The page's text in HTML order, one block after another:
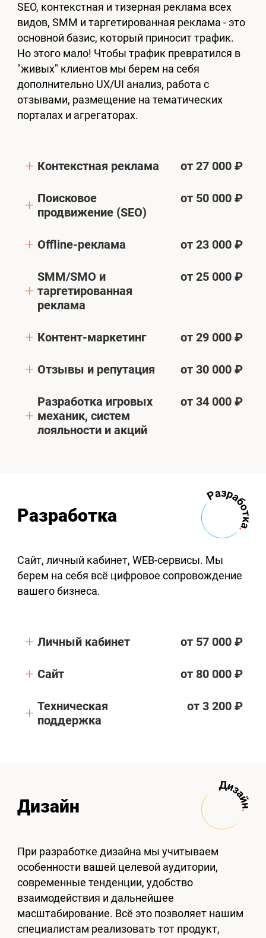
SEO, контекстная и тизерная реклама всех
видов, SMM и таргетированная реклама - это
основной базис, который приносит трафик.
Но этого мало! Чтобы трафик превратился в
"живых" клиентов мы берем на себя
дополнительно UX/UI анализ, работа с
отзывами, размещение на тематических
порталах и агрегаторах.
Контекстная реклама от 27 000 ₽
Поисковое
продвижение (SEO)
от 50 000 ₽
Offline-реклама от 23 000 ₽
SMM/SMO и
таргетированная
реклама
от 25 000 ₽
Контент-маркетинг от 29 000 ₽
Отзывы и репутация от 30 000 ₽
Разработка игровых
механик, систем
лояльности и акций
от 34 000 ₽
Разработка
Сайт, личный кабинет, WEB-сервисы. Мы
берем на себя всё цифровое сопровождение
вашего бизнеса.
Личный кабинет от 57 000 ₽
Сайт от 80 000 ₽
Техническая
поддержка
от 3 200 ₽
Дизайн
При разработке дизайна мы учитываем
особенности вашей целевой аудитории,
современные тенденции, удобство
взаимодействия и дальнейшее
масштабирование. Всё это позволяет нашим
специалистам реализовать тот продукт,